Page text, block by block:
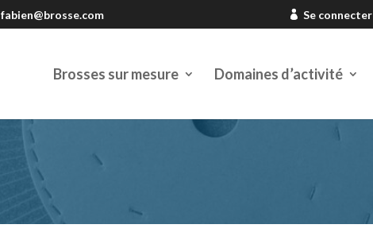
fabien@brosse.com Se connecter
Brosses sur mesure Domaines d’activité